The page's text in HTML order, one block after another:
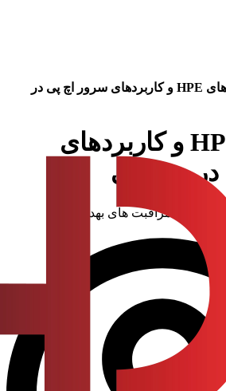
سرورهای HPE و کاربردهای سرور اچ پی در
سرورهای HPE و کاربردهای
در پزشکی